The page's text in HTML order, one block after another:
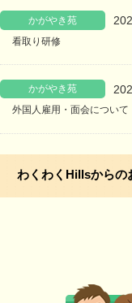
かがやき苑
看取り研修
かがやき苑
外国人雇用・面会につい
わくわくHillsからの